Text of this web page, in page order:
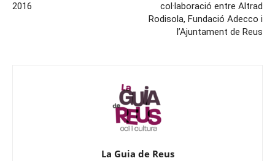
2016
col·laboració entre Altrad
Rodisola, Fundació Adecco i
l’Ajuntament de Reus
La Guia de Reus